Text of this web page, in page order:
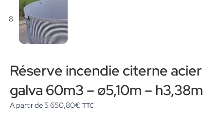
Réserve incendie citerne acier
galva 60m3 – ø5,10m – h3,38m
A partir de 5 650,80€ TTC